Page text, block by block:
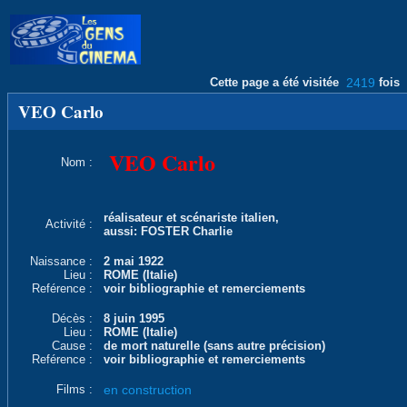
Cette page a été visitée 2419 fois
VEO Carlo
Nom : VEO Carlo
Activité :
réalisateur et scénariste italien,
aussi: FOSTER Charlie
Naissance :
2 mai 1922
Lieu :
ROME (Italie)
Reférence :
voir bibliographie et remerciements
Décès :
8 juin 1995
Lieu :
ROME (Italie)
Cause :
de mort naturelle (sans autre précision)
Reférence :
voir bibliographie et remerciements
Films : en construction